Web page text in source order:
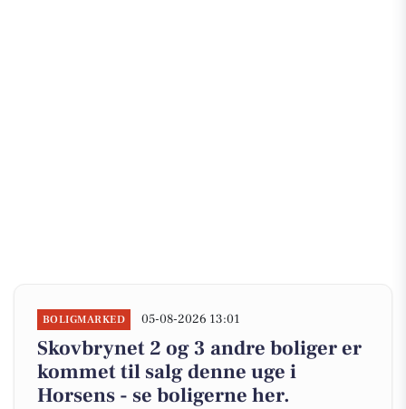
BOLIGMARKED 05-08-2026 13:01
Skovbrynet 2 og 3 andre boliger er
kommet til salg denne uge i
Horsens - se boligerne her.